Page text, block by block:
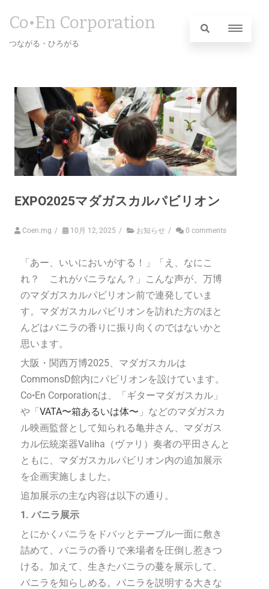
Co•En Corporation
つながる・ひろがる
EXPO2025マダガスカルパビリオン
Coen.mg / 10月 12, 2025 / お知らせ / 0 comments
「あー、いいにおいがする！」「え、なにこ
れ？ これがバニラなん？」こんな声が、万博
のマダガスカルパビリオン前で連発していま
す。マダガスカルパビリオンを訪れた方のほと
んどはバニラの香りに振り向くのではないかと
思います。
大阪・関西万博2025、マダガスカルは
CommonsD館内にパビリオンを設けています。
Co•En Corporationは、「ギターマダガスカル」
や「VATA〜箱あるいは体〜 」などのマダガスカ
ル映画監督として知られる亀井さん、マダガス
カル伝統楽器Valiha（ヴァリ）奏者の平田さんと
ともに、マダガスカルパビリオン内の追加展示
を企画実施しました。
追加展示の主な内容は以下の通り。
1. バニラ展示
とにかくバニラをドバッとテーブル一面に敷き
詰めて、バニラの香りで来場者を圧倒し惹きつ
ける。加えて、生きたバニラの蔓を展示して、
バニラを知らしめる。バニラを説明する大きな